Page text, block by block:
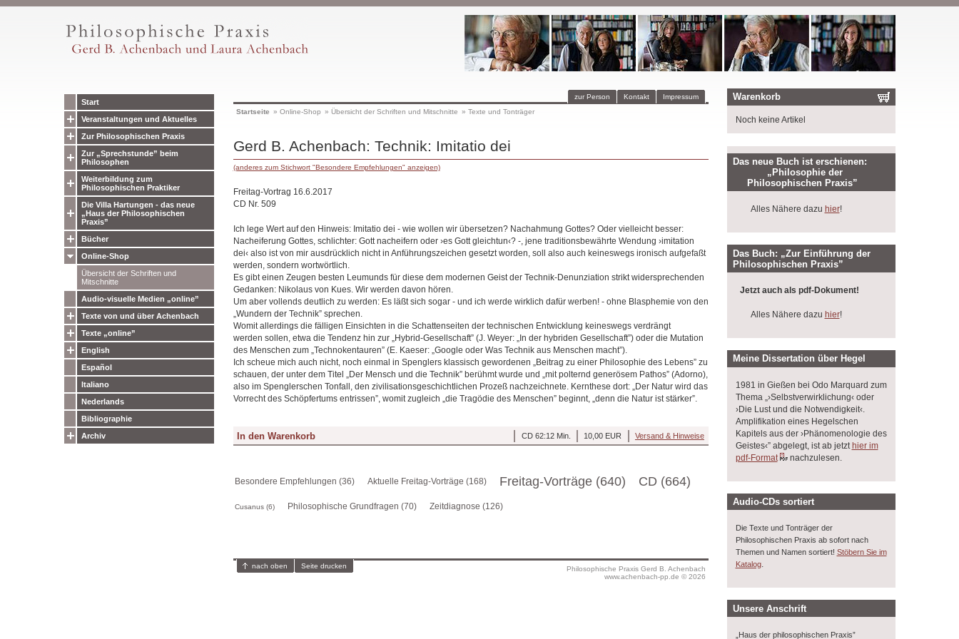
Start
Veranstaltungen und Aktuelles
Zur Philosophischen Praxis
Zur „Sprechstunde” beim
Philosophen
Weiterbildung zum
Philosophischen Praktiker
Die Villa Hartungen - das neue
„Haus der Philosophischen
Praxis”
Bücher
Online-Shop
Übersicht der Schriften und
Mitschnitte
Audio-visuelle Medien „online”
Texte von und über Achenbach
Texte „online”
English
Español
Italiano
Nederlands
Bibliographie
Archiv
Impressum
Kontakt
zur Person
Startseite » Online-Shop » Übersicht der Schriften und Mitschnitte » Texte und Tonträger
Gerd B. Achenbach: Technik: Imitatio dei
(anderes zum Stichwort "Besondere Empfehlungen" anzeigen)
Freitag-Vortrag 16.6.2017
CD Nr. 509
Ich lege Wert auf den Hinweis: Imitatio dei - wie wollen wir übersetzen? Nachahmung Gottes? Oder vielleicht besser:
Nacheiferung Gottes, schlichter: Gott nacheifern oder ›es Gott gleichtun‹? -, jene traditionsbewährte Wendung ›imitation
dei‹ also ist von mir ausdrücklich nicht in Anführungszeichen gesetzt worden, soll also auch keineswegs ironisch aufgefaßt
werden, sondern wortwörtlich.
Es gibt einen Zeugen besten Leumunds für diese dem modernen Geist der Technik-Denunziation strikt widersprechenden
Gedanken: Nikolaus von Kues. Wir werden davon hören.
Um aber vollends deutlich zu werden: Es läßt sich sogar - und ich werde wirklich dafür werben! - ohne Blasphemie von den
„Wundern der Technik” sprechen.
Womit allerdings die fälligen Einsichten in die Schattenseiten der technischen Entwicklung keineswegs verdrängt
werden sollen, etwa die Tendenz hin zur „Hybrid-Gesellschaft” (J. Weyer: „In der hybriden Gesellschaft”) oder die Mutation
des Menschen zum „Technokentauren” (E. Kaeser: „Google oder Was Technik aus Menschen macht”).
Ich scheue mich auch nicht, noch einmal in Spenglers klassisch gewordenen „Beitrag zu einer Philosophie des Lebens” zu
schauen, der unter dem Titel „Der Mensch und die Technik” berühmt wurde und „mit polternd generösem Pathos” (Adorno),
also im Spenglerschen Tonfall, den zivilisationsgeschichtlichen Prozeß nachzeichnete. Kernthese dort: „Der Natur wird das
Vorrecht des Schöpfertums entrissen”, womit zugleich „die Tragödie des Menschen” beginnt, „denn die Natur ist stärker”.
Versand & Hinweise
10,00 EUR
CD 62:12 Min.
Besondere Empfehlungen (36) Aktuelle Freitag-Vorträge (168) Freitag-Vorträge (640) CD (664)
Cusanus (6) Philosophische Grundfragen (70) Zeitdiagnose (126)
Philosophische Praxis Gerd B. Achenbach
www.achenbach-pp.de © 2026
nach oben Seite drucken
Warenkorb
Noch keine Artikel
Das neue Buch ist erschienen:
„Philosophie der
Philosophischen Praxis”
Alles Nähere dazu hier!
Das Buch: „Zur Einführung der
Philosophischen Praxis”
Jetzt auch als pdf-Dokument!
Alles Nähere dazu hier!
Meine Dissertation über Hegel
1981 in Gießen bei Odo Marquard zum
Thema „›Selbstverwirklichung‹ oder
›Die Lust und die Notwendigkeit‹.
Amplifikation eines Hegelschen
Kapitels aus der ›Phänomenologie des
Geistes‹” abgelegt, ist ab jetzt hier im
pdf-Format
nachzulesen.
Audio-CDs sortiert
Die Texte und Tonträger der
Philosophischen Praxis ab sofort nach
Themen und Namen sortiert! Stöbern Sie im
Katalog.
Unsere Anschrift
„Haus der philosophischen Praxis”